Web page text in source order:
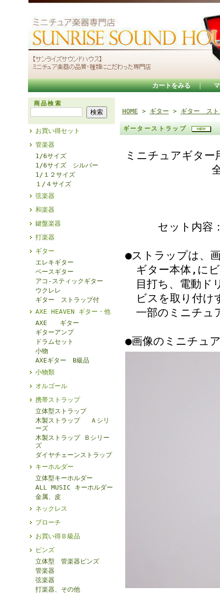
カートをみる ｜
商品検索
お買い得セット
管楽器
1/6サイズ
1/6サイズ シルバー
1/１２サイズ
１/４サイズ
弦楽器
和楽器
鍵盤楽器
打楽器
ギター
エレキギター
ベースギター
アコ-スティックギター
ウクレレ
ギター ストラップ付
AXE HEAVEN ギター・他
AXE ギター
ギターアンプ
ドラムセット
小物
AXEギター B級品
小物類
オルゴール
携帯ストラップ
立体型ストラップ
木製ストラップ Ａシリ
ーズ
木製ストラップ Ｂシリー
ズ
ダイヤチェーンストラップ
キーホルダー
立体型キーホルダー
ALL MUSIC キーホルダー
金属、皮
ネックレス
ブローチ
お買い得Ｂ級品
ピンズ
立体型 管楽器ピンズ
管楽器
弦楽器
打楽器、その他
HOME > ギター > ギター スト
ギーターストラップ
ミニチュアギター
全長9Cm
セット内容：
●ストラップは、
ギター本体,にビ
目打ち、電動ド
ビスを取り付け
一部のミニチュ
●画像のミニチュ